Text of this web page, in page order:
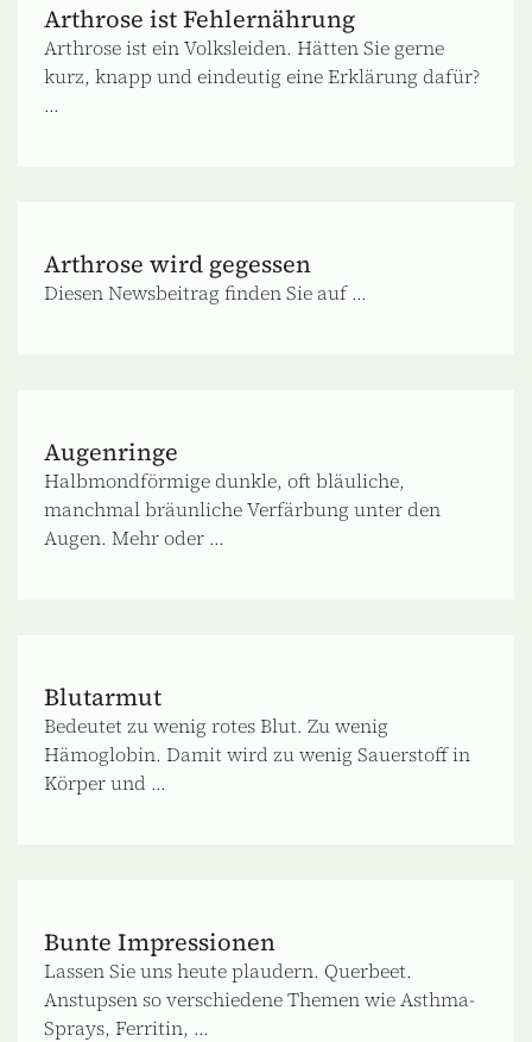
Arthrose ist Fehlernährung
Arthrose ist ein Volksleiden. Hätten Sie gerne
kurz, knapp und eindeutig eine Erklärung dafür?
...
Arthrose wird gegessen
Diesen Newsbeitrag finden Sie auf ...
Augenringe
Halbmondförmige dunkle, oft bläuliche,
manchmal bräunliche Verfärbung unter den
Augen. Mehr oder ...
Blutarmut
Bedeutet zu wenig rotes Blut. Zu wenig
Hämoglobin. Damit wird zu wenig Sauerstoff in
Körper und ...
Bunte Impressionen
Lassen Sie uns heute plaudern. Querbeet.
Anstupsen so verschiedene Themen wie Asthma-
Sprays, Ferritin, ...